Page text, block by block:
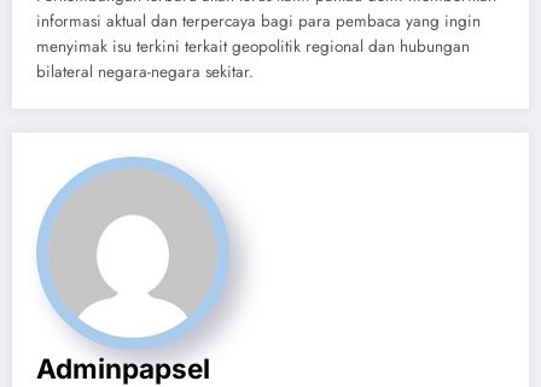
informasi aktual dan terpercaya bagi para pembaca yang ingin
menyimak isu terkini terkait geopolitik regional dan hubungan
bilateral negara-negara sekitar.
Adminpapsel